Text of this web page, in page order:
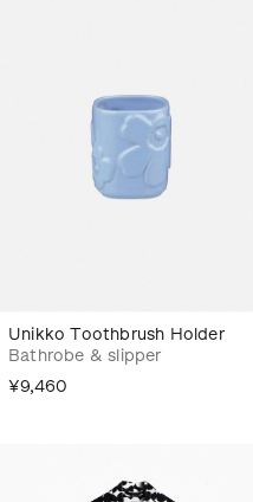
Unikko Toothbrush Holder
Bathrobe & slipper
¥9,460